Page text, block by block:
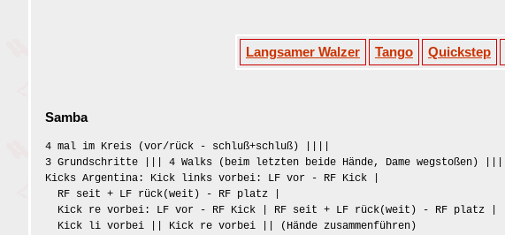
Langsamer Walzer Tango Quickstep
Samba
4 mal im Kreis (vor/rück - schluß+schluß) ||||
3 Grundschritte ||| 4 Walks (beim letzten beide Hände, Dame wegstoßen) ||||
Kicks Argentina: Kick links vorbei: LF vor - RF Kick |
RF seit + LF rück(weit) - RF platz |
Kick re vorbei: LF vor - RF Kick | RF seit + LF rück(weit) - RF platz |
Kick li vorbei || Kick re vorbei || (Hände zusammenführen)